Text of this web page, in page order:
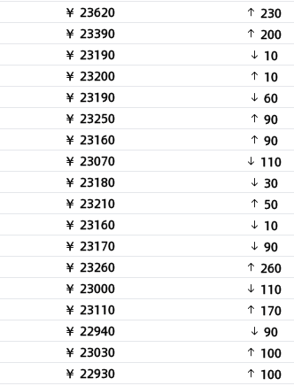
￥ 23620
230
￥ 23390
200
￥ 23190
10
￥ 23200
10
￥ 23190
60
￥ 23250
90
￥ 23160
90
￥ 23070
110
￥ 23180
30
￥ 23210
50
￥ 23160
10
￥ 23170
90
￥ 23260
260
￥ 23000
110
￥ 23110
170
￥ 22940
90
￥ 23030
100
￥ 22930
100